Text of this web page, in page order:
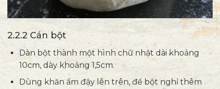
2.2.2 Cán bột
Dàn bột thành một hình chữ nhật dài khoảng
10cm, dày khoảng 1,5cm.
Dùng khăn ẩm đậy lên trên, để bột nghỉ thêm